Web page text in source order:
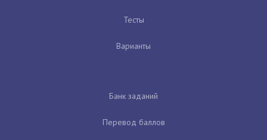
Тесты
Варианты
Банк заданий
Перевод баллов